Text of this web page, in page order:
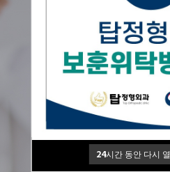
24시간 동안 다시
치료하는
Top정
함께
환자의 통증개선과 빠른